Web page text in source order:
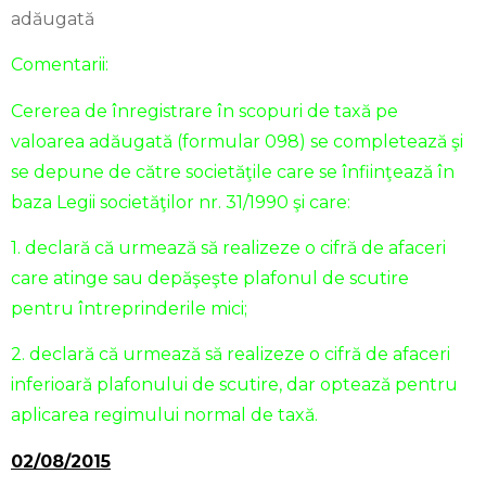
adăugată
Comentarii:
Cererea de înregistrare în scopuri de taxă pe
valoarea adăugată (formular 098) se completează şi
se depune de către societăţile care se înfiinţează în
baza Legii societăţilor nr. 31/1990 şi care:
1. declară că urmează să realizeze o cifră de afaceri
care atinge sau depăşeşte plafonul de scutire
pentru întreprinderile mici;
2. declară că urmează să realizeze o cifră de afaceri
inferioară plafonului de scutire, dar optează pentru
aplicarea regimului normal de taxă.
02/08/2015